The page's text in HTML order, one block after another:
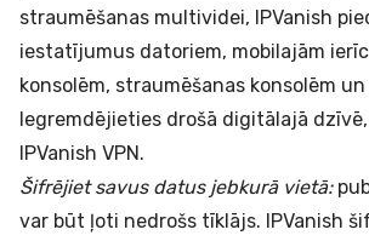
straumēšanas multividei, IPVanish
iestatījumus datoriem, mobilajām
konsolēm, straumēšanas konsolēm
Iegremdējieties drošā digitālajā
IPVanish VPN.
Šifrējiet savus datus jebkurā vietā:
var būt ļoti nedrošs tīklājs. IPVanish